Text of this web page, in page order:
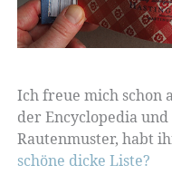
Ich freue mich schon
der Encyclopedia
Rautenmuster, habt
schöne dicke Liste?